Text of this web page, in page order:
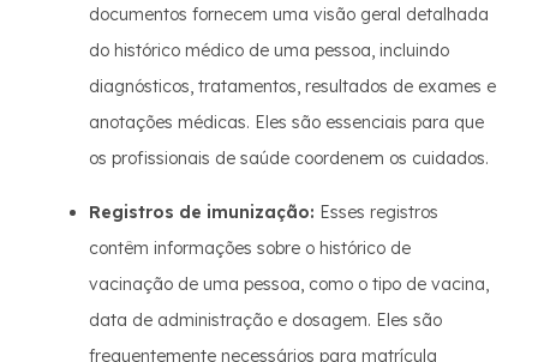
documentos fornecem uma visão geral detalhada
do histórico médico de uma pessoa, incluindo
diagnósticos, tratamentos, resultados de exames e
anotações médicas. Eles são essenciais para que
os profissionais de saúde coordenem os cuidados.
Registros de imunização: Esses registros
contêm informações sobre o histórico de
vacinação de uma pessoa, como o tipo de vacina,
data de administração e dosagem. Eles são
frequentemente necessários para matrícula